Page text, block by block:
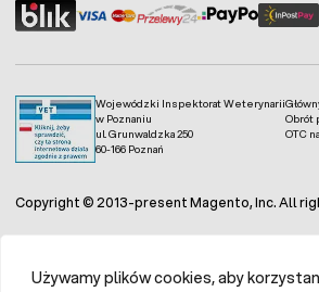
Wojewódzki Inspektorat Weterynarii
w Poznaniu
ul. Grunwaldzka 250
60-166 Poznań
Obrót
OTC
Copyright © 2013-present Magento, Inc. All
Używamy plików cookies, aby